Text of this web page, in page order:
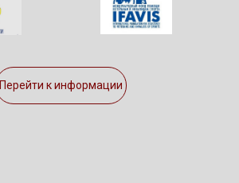
Перейти к информации